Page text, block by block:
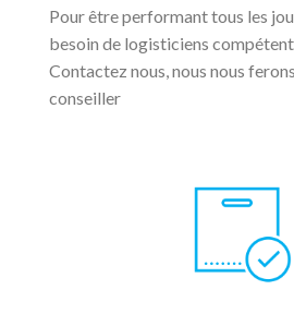
Pour être performant tous les
besoin de logisticiens
Contactez nous, nous nous
conseiller